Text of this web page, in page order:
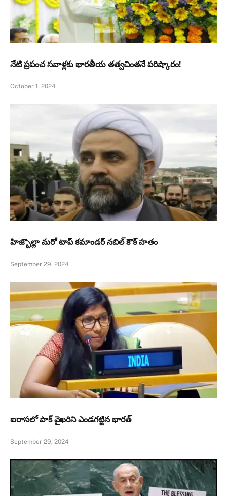
నేటి ప్రపంచ సవాళ్లకు భారతీయ తత్వచింతనే పరిష్కారం!
October 1, 2024
హిజ్బొల్లా మరో టాప్‌ కమాండర్‌ నబిల్‌ కౌక్‌ హతం
September 29, 2024
ఐరాసలో పాక్ వైఖరిని ఎండగట్టిన భారత్
September 29, 2024